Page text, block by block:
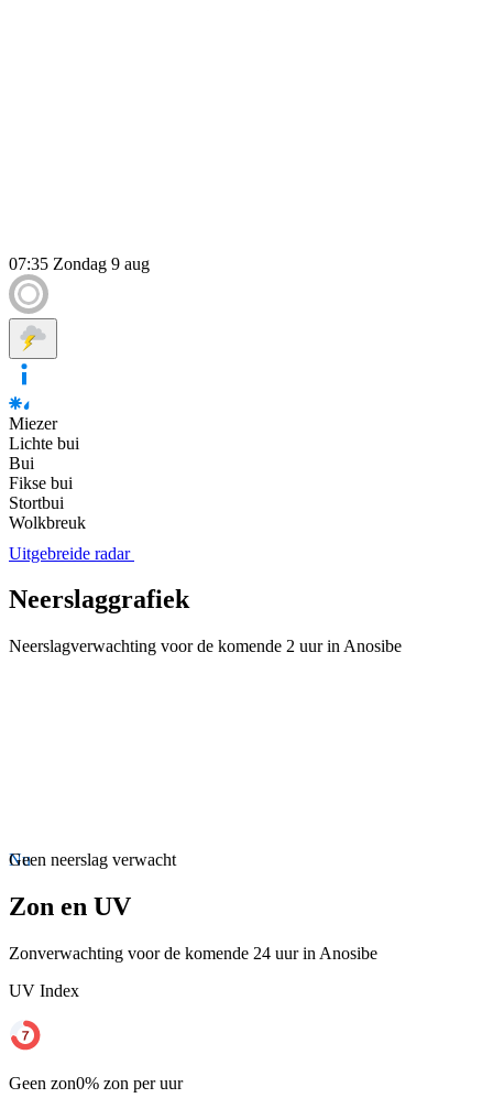
07:35 Zondag 9 aug
Miezer
Lichte bui
Bui
Fikse bui
Stortbui
Wolkbreuk
Uitgebreide radar
Neerslaggrafiek
Neerslagverwachting voor de komende 2 uur in Anosibe
Nu
Geen neerslag verwacht
Zon en UV
Zonverwachting voor de komende 24 uur in Anosibe
UV Index
Geen zon0% zon per uur